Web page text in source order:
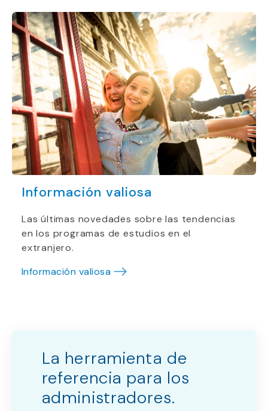
Información valiosa
Las últimas novedades sobre las tendencias
en los programas de estudios en el
extranjero.
Información valiosa
La herramienta de
referencia para los
administradores.